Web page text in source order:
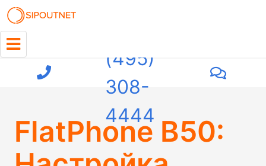
(495)
308-
4444
FlatPhone B50: